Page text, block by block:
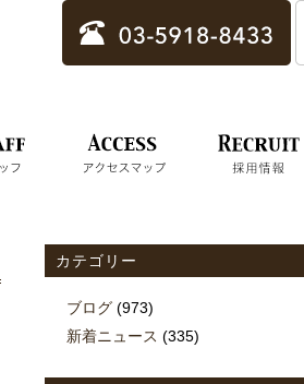
カテゴリー
ブログ (973)
新着ニュース (335)